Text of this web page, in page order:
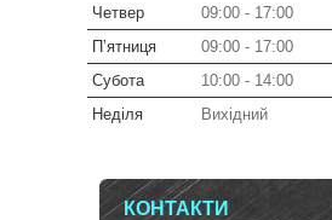
Четвер
09:00
17:00
Пʼятниця
09:00
17:00
Субота
10:00
14:00
Неділя
Вихідний
КОНТАКТИ